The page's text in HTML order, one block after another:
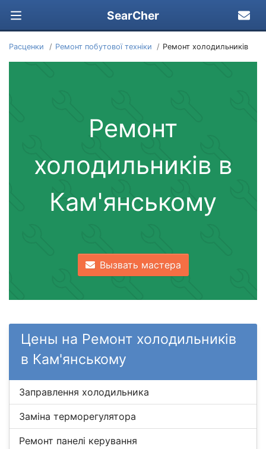
SearCher
Расценки Ремонт побутової техніки Ремонт холодильників
Ремонт
холодильників в
Кам'янському
Вызвать мастера
Цены на Ремонт холодильників
в Кам'янському
Заправлення холодильника
Заміна терморегулятора
Ремонт панелі керування